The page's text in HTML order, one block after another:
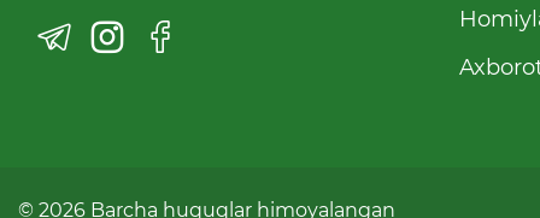
© 2026 Barcha huquqlar himoyalangan